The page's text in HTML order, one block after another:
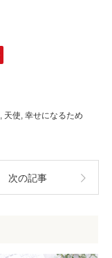
, 天使, 幸せになるため
次の記事